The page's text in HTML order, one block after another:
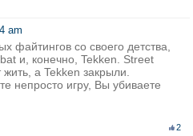
am
файтингов со своего детства,
и, конечно, Tekken. Street
а Tekken закрыли.
непросто игру, Вы убиваете
2